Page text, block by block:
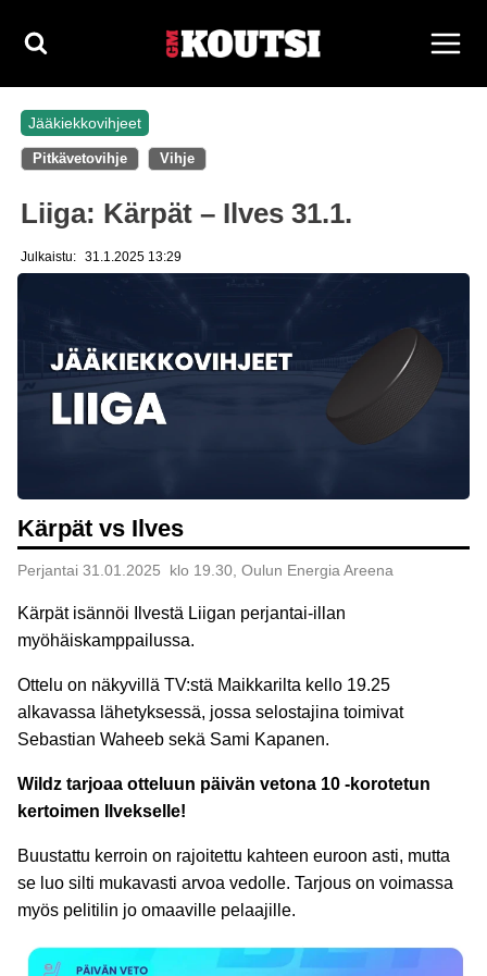
sisältöön
Jääkiekkovihjeet
Pitkävetovihje Vihje
Liiga: Kärpät – Ilves 31.1.
Julkaistu: 31.1.2025 13:29
Kärpät vs Ilves
Perjantai 31.01.2025 klo 19.30, Oulun Energia Areena
Kärpät isännöi Ilvestä Liigan perjantai-illan
myöhäiskamppailussa.
Ottelu on näkyvillä TV:stä Maikkarilta kello 19.25
alkavassa lähetyksessä, jossa selostajina toimivat
Sebastian Waheeb sekä Sami Kapanen.
Wildz tarjoaa otteluun päivän vetona 10 -korotetun
kertoimen Ilvekselle!
Buustattu kerroin on rajoitettu kahteen euroon asti, mutta
se luo silti mukavasti arvoa vedolle. Tarjous on voimassa
myös pelitilin jo omaaville pelaajille.